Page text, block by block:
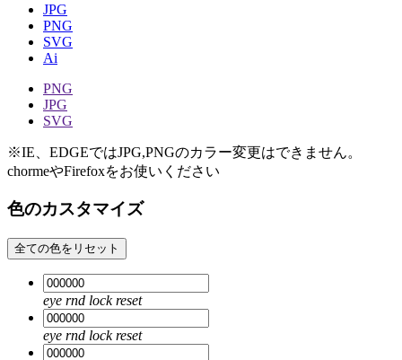
JPG
PNG
SVG
Ai
PNG
JPG
SVG
※IE、EDGEではJPG,PNGのカラー変更はできません。
chormeやFirefoxをお使いください
色のカスタマイズ
全ての色をリセット
eye rnd lock reset
eye rnd lock reset